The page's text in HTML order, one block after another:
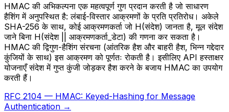
HMAC की अभिकल्पना एक महत्वपूर्ण गुण प्रदान करती है जो साधारण
हैशिंग में अनुपस्थित है: लंबाई-विस्तार आक्रमणों के प्रति प्रतिरोध। अकेले
SHA-256 के साथ, कोई आक्रमणकर्ता जो H(संदेश) जानता है, मूल संदेश
जाने बिना H(संदेश || आक्रमणकर्ता_डेटा) की गणना कर सकता है।
HMAC की द्विगुण-हैशिंग संरचना (आंतरिक हैश और बाहरी हैश, भिन्न गद्देदार
कुंजियों के साथ) इस आक्रमण को पूर्णतः रोकती है। इसीलिए API हस्ताक्षर
योजनाएँ संदेश में गुप्त कुंजी जोड़कर हैश करने के बजाय HMAC का उपयोग
करती हैं।
RFC 2104 — HMAC: Keyed-Hashing for Message
Authentication →